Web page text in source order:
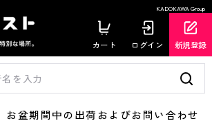
KADOKAWA Group
カート ログイン 新規登録
盆期間中の出荷およびお問い合わせ